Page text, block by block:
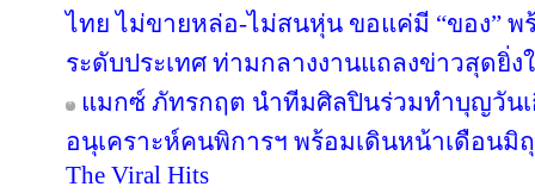
ไทย ไม่ขายหล่อ-ไม่สนหุ่น ขอแค่มี “ของ”
ระดับประเทศ ท่ามกลางงานแถลงข่าวสุดยิ่ง
แมกซ์ ภัทรกฤต นำทีมศิลปินร่วมทำบุญวันเ
อนุเคราะห์คนพิการฯ พร้อมเดินหน้าเดือนมิ
The Viral Hits